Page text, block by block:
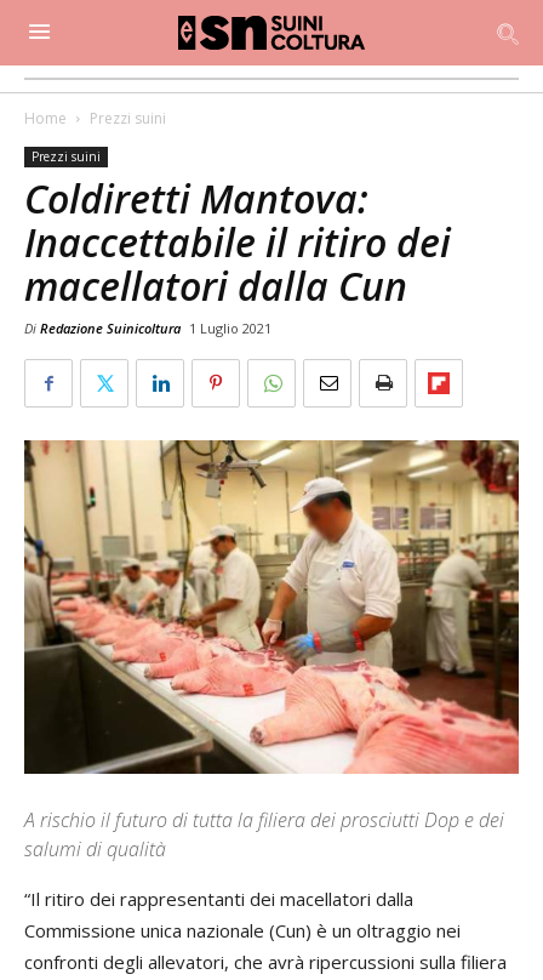
Home Prezzi suini
Prezzi suini
Coldiretti Mantova:
Inaccettabile il ritiro dei
macellatori dalla Cun
Di Redazione Suinicoltura 1 Luglio 2021
A rischio il futuro di tutta la filiera dei prosciutti Dop e dei
salumi di qualità
“Il ritiro dei rappresentanti dei macellatori dalla
Commissione unica nazionale (Cun) è un oltraggio nei
confronti degli allevatori, che avrà ripercussioni sulla filiera